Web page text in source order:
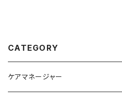
CATEGORY
ケアマネージャー